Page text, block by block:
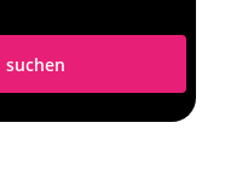
suchen